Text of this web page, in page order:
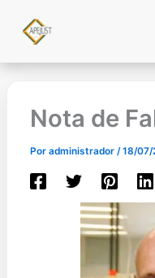
para
conteúdo
Nota de
Por administrador /18/07/